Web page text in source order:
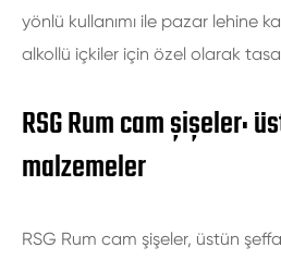
yönlü kullanımı ile pazar lehine
alkollü içkiler için özel olarak
RSG Rum cam şişeler:
malzemeler
RSG Rum cam şişeler, üstün